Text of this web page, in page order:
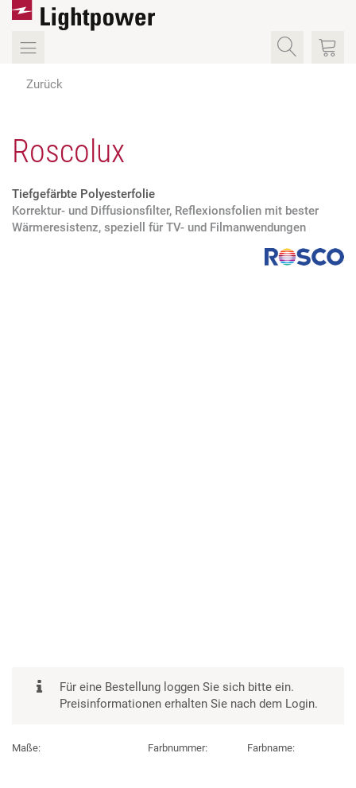
Zurück
Roscolux
Tiefgefärbte Polyesterfolie
Korrektur- und Diffusionsfilter, Reflexionsfolien mit bester
Wärmeresistenz, speziell für TV- und Filmanwendungen
Für eine Bestellung loggen Sie sich bitte ein.
Preisinformationen erhalten Sie nach dem Login.
Maße: Farbnummer: Farbname: